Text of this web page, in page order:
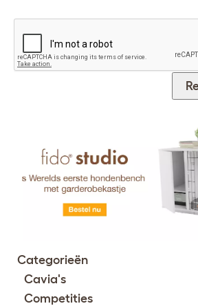
Categorieën
Cavia's
Competities